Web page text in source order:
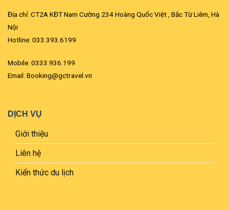
Địa chỉ: CT2A KĐT Nam Cường 234 Hoàng Quốc Việt , Bắc Từ Liêm, Hà
Nội
Hotline: 033.393.6199
Mobile: 0333.936.199
Email: Booking@gctravel.vn
DỊCH VỤ
Giới thiệu
Liên hệ
Kiến thức du lịch